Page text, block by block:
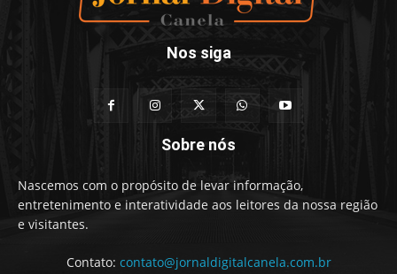
Nos siga
Sobre nós
Nascemos com o propósito de levar informação,
entretenimento e interatividade aos leitores da nossa região
e visitantes.
Contato: contato@jornaldigitalcanela.com.br